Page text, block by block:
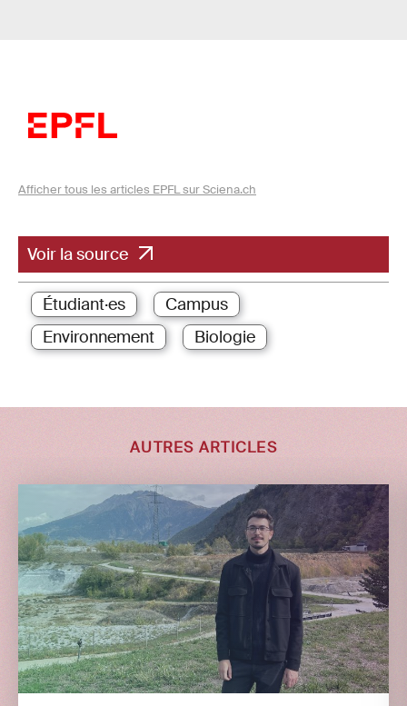
Afficher tous les articles EPFL sur Sciena.ch
Voir la source
Étudiant·es
Campus
Environnement
Biologie
AUTRES ARTICLES